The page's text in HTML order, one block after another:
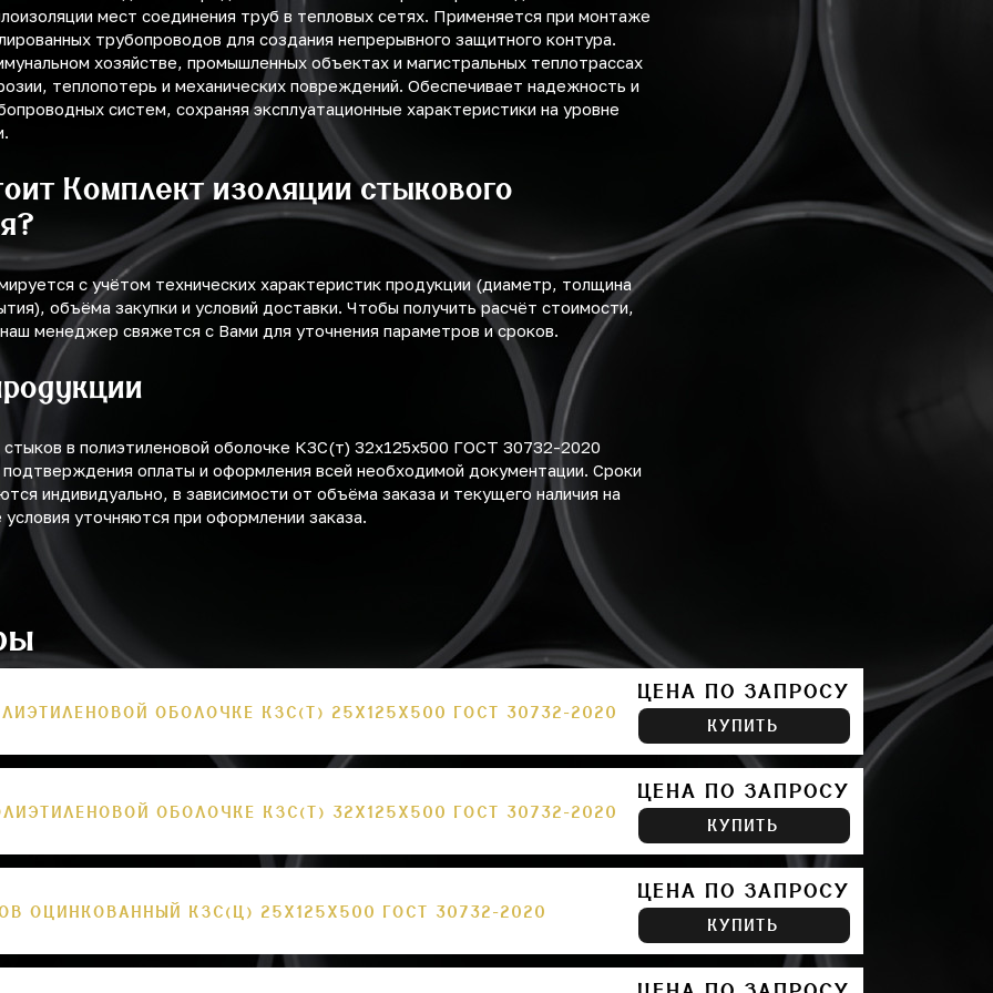
мест соединения труб в тепловых сетях. Применяется при монтаже
трубопроводов для создания непрерывного защитного контура.
хозяйстве, промышленных объектах и магистральных теплотрассах
теплопотерь и механических повреждений. Обеспечивает надежность и
систем, сохраняя эксплуатационные характеристики на уровне
Комплект изоляции стыкового
с учётом технических характеристик продукции (диаметр, толщина
объёма закупки и условий доставки. Чтобы получить расчёт стоимости,
наш менеджер свяжется с Вами для уточнения параметров и сроков.
в полиэтиленовой оболочке КЗС(т) 32х125х500 ГОСТ 30732-2020
оплаты и оформления всей необходимой документации. Сроки
индивидуально, в зависимости от объёма заказа и текущего наличия на
уточняются при оформлении заказа.
ОБОЛОЧКЕ КЗС(Т) 25Х125Х500 ГОСТ 30732-2020
ЦЕНА ПО ЗАПРОСУ
КУПИТЬ
ОБОЛОЧКЕ КЗС(Т) 32Х125Х500 ГОСТ 30732-2020
ЦЕНА ПО ЗАПРОСУ
КУПИТЬ
ОЦИНКОВАННЫЙ КЗС(Ц) 25Х125Х500 ГОСТ 30732-2020
ЦЕНА ПО ЗАПРОСУ
КУПИТЬ